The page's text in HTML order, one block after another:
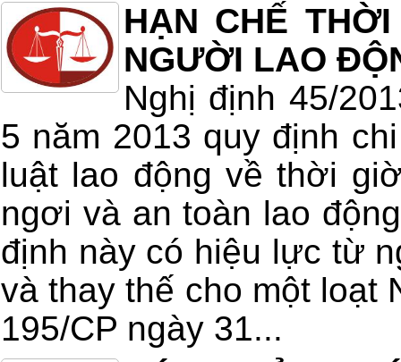
HẠN CHẾ
NGƯỜI LAO
Nghị định 45/
5 năm 2013 quy định
luật lao động về thời
ngơi và an toàn lao
định này có hiệu lực từ
và thay thế cho một loạt
195/CP ngày 31...